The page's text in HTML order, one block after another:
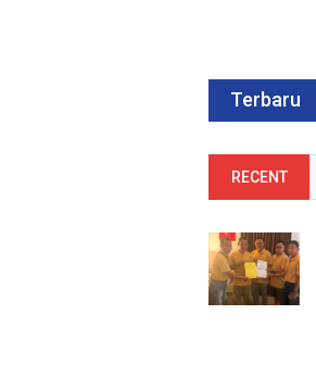
Terbaru
RECENT